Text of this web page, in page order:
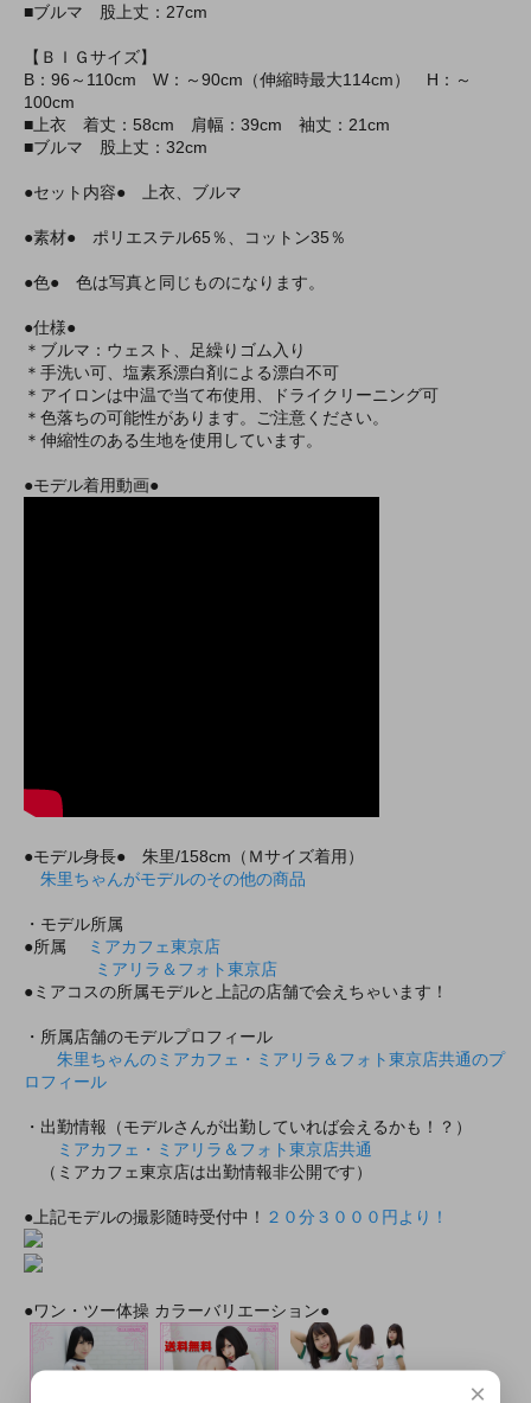
■ブルマ 股上丈：27cm
【ＢＩＧサイズ】
B：96～110cm W：～90cm（伸縮時最大114cm） H：～
100cm
■上衣 着丈：58cm 肩幅：39cm 袖丈：21cm
■ブルマ 股上丈：32cm
●セット内容● 上衣、ブルマ
●素材● ポリエステル65％、コットン35％
●色● 色は写真と同じものになります。
●仕様●
＊ブルマ：ウェスト、足繰りゴム入り
＊手洗い可、塩素系漂白剤による漂白不可
＊アイロンは中温で当て布使用、ドライクリーニング可
＊色落ちの可能性があります。ご注意ください。
＊伸縮性のある生地を使用しています。
●モデル着用動画●
●モデル身長● 朱里/158cm（Ｍサイズ着用）
朱里ちゃんがモデルのその他の商品
・モデル所属
●所属
ミアカフェ東京店
ミアリラ＆フォト東京店
●ミアコスの所属モデルと上記の店舗で会えちゃいます！
・所属店舗のモデルプロフィール
朱里ちゃんのミアカフェ・ミアリラ＆フォト東京店共通のプ
ロフィール
・出勤情報（モデルさんが出勤していれば会えるかも！？）
ミアカフェ・ミアリラ＆フォト東京店共通
（ミアカフェ東京店は出勤情報非公開です）
●上記モデルの撮影随時受付中！ ２０分３０００円より！
●ワン・ツー体操 カラーバリエーション●
×